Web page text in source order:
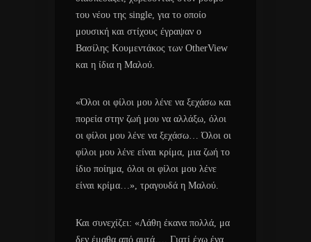
του νέου της single, για το οποίο
μουσική και στίχους έγραψαν ο
Βασίλης Κουμεντάκος των OtherView
και η ίδια η Μαλού.
«Όλοι οι φίλοι μου λένε να ξεχάσω και
πορεία στην ζωή μου να αλλάξω, όλοι
οι φίλοι μου λένε να ξεχάσω… Όλοι οι
φίλοι μου λένε είναι κρίμα, μια ζωή το
ίδιο ποίημα, όλοι οι φίλοι μου λένε
είναι κρίμα…», τραγουδά η Mαλού.
Και συνεχίζει: «Λάθη έκανα πολλά, μα
δεν έμαθα από αυτά…. Γιατί έχω ένα